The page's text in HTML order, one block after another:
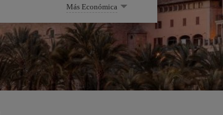
Más Económica